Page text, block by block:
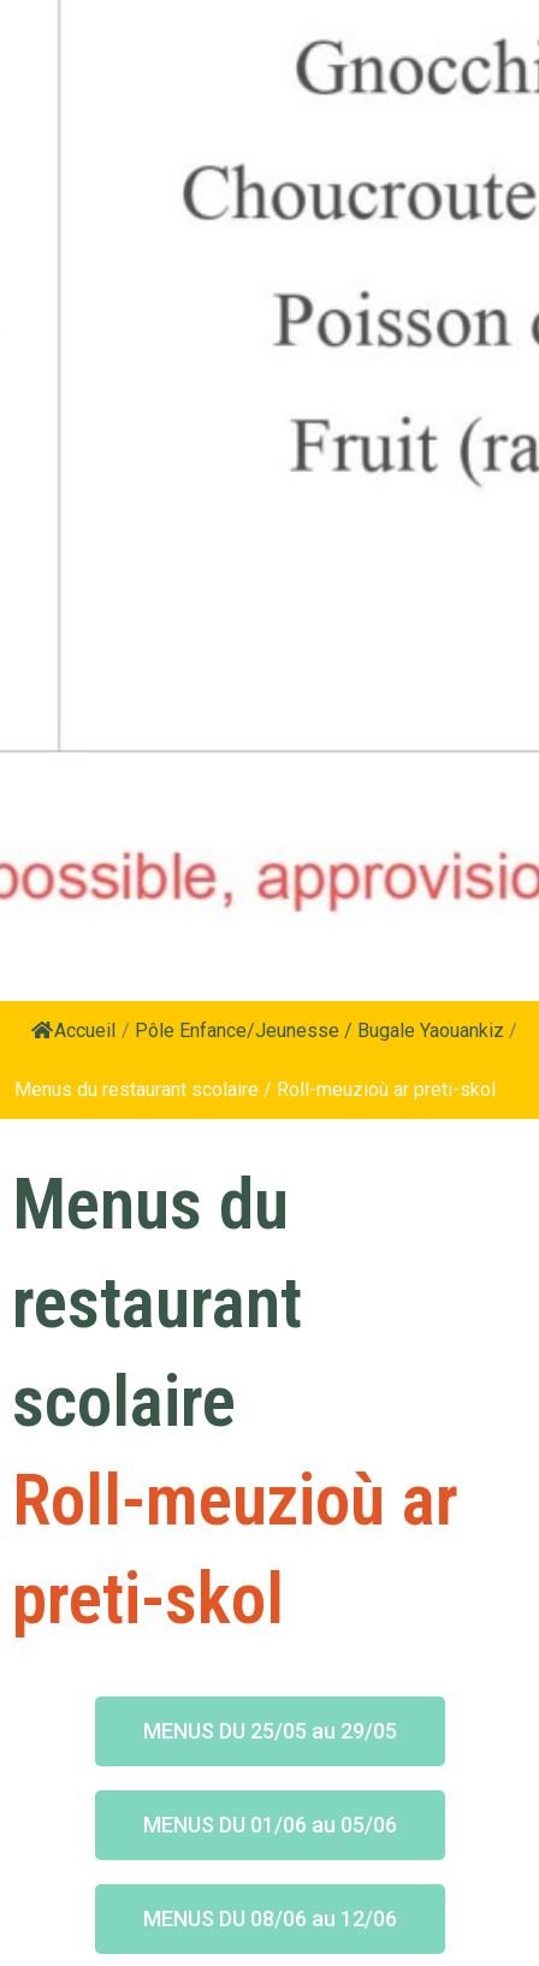
Accueil / Pôle Enfance/Jeunesse / Bugale Yaouankiz /
Menus du restaurant scolaire / Roll-meuzioù ar preti-skol
Menus du
restaurant
scolaire
Roll-meuzioù ar
preti-skol
MENUS DU 25/05 au 29/05
MENUS DU 01/06 au 05/06
MENUS DU 08/06 au 12/06